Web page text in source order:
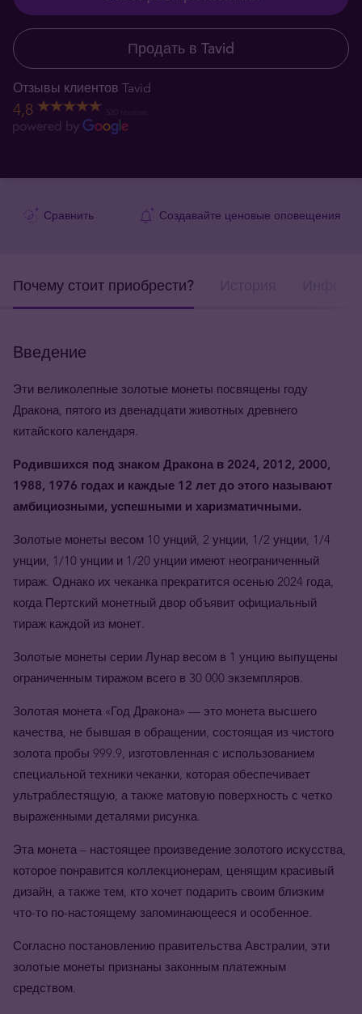
Продать в Tavid
Отзывы клиентов Tavid
4,8
Сравнить Создавайте ценовые оповещения
Почему стоит приобрести?
Введение
Эти великолепные золотые монеты посвящены году
Дракона, пятого из двенадцати животных древнего
китайского календаря.
Родившихся под знаком Дракона в 2024, 2012, 2000,
1988, 1976 годах и каждые 12 лет до этого называют
амбициозными, успешными и харизматичными.
Золотые монеты весом 10 унций, 2 унции, 1/2 унции, 1/4
унции, 1/10 унции и 1/20 унции имеют неограниченный
тираж. Однако их чеканка прекратится осенью 2024 года,
когда Пертский монетный двор объявит официальный
тираж каждой из монет.
Золотые монеты серии Лунар весом в 1 унцию выпущены
ограниченным тиражом всего в 30 000 экземпляров.
Золотая монета «Год Дракона» — это монета высшего
качества, не бывшая в обращении, состоящая из чистого
золота пробы 999.9, изготовленная с использованием
специальной техники чеканки, которая обеспечивает
ультраблестящую, а также матовую поверхность с четко
выраженными деталями рисунка.
Эта монета – настоящее произведение золотого искусства,
которое понравится коллекционерам, ценящим красивый
дизайн, а также тем, кто хочет подарить своим близким
что-то по-настоящему запоминающееся и особенное.
Согласно постановлению правительства Австралии, эти
золотые монеты признаны законным платежным
средством.